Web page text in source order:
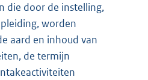
die door de instelling,
worden
aard en inhoud van
de termijn